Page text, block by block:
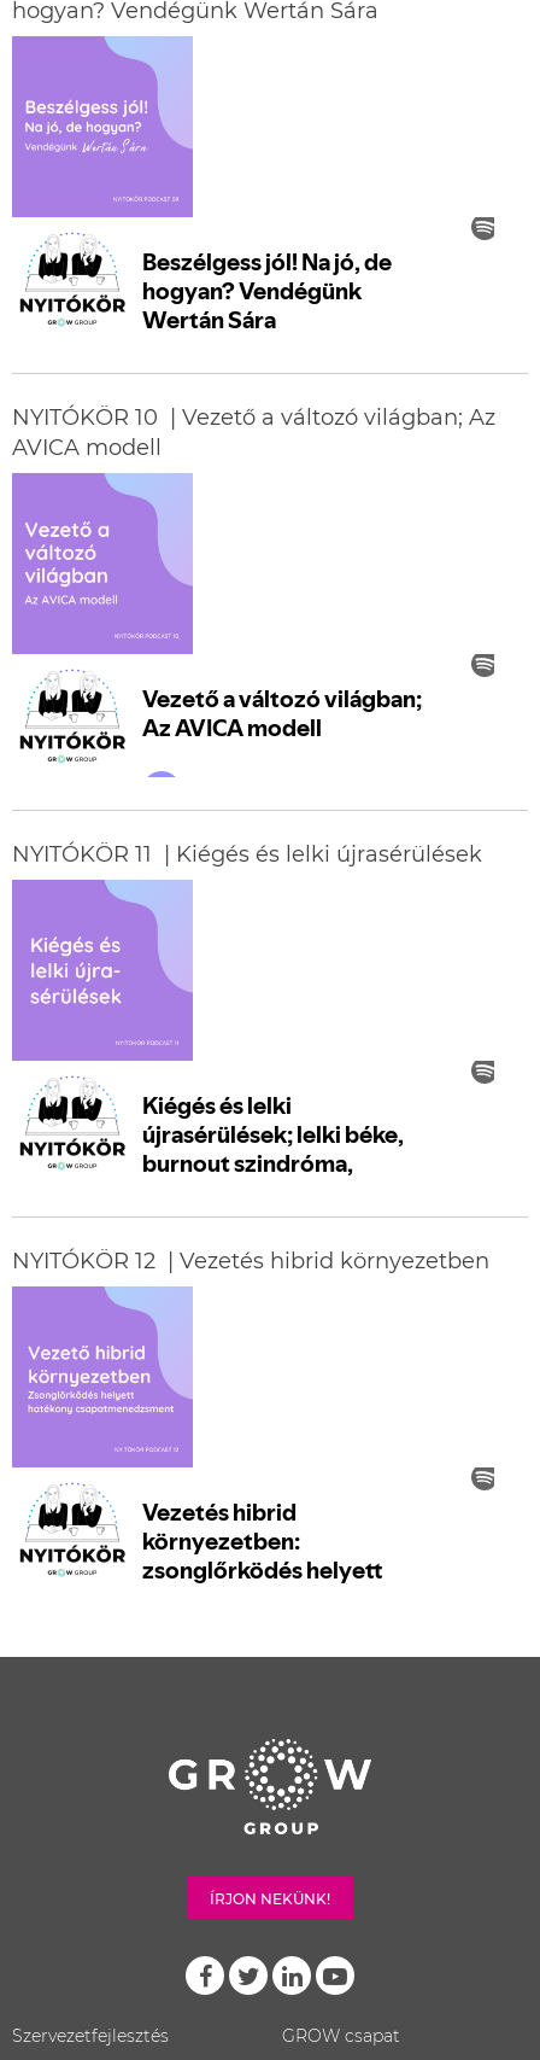
hogyan? Vendégünk Wertán Sára
NYITÓKÖR 10 | Vezető a változó világban; Az
AVICA modell
NYITÓKÖR 11 | Kiégés és lelki újrasérülések
NYITÓKÖR 12 | Vezetés hibrid környezetben
ÍRJON NEKÜNK!
Szervezetfejlesztés GROW csapat